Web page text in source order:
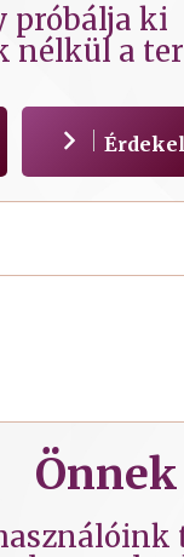
próbálja ki
nélkül a
Érdekel